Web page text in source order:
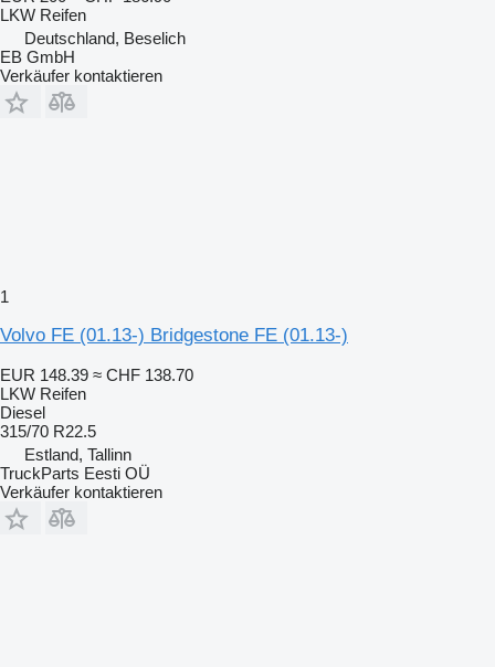
LKW Reifen
Deutschland, Beselich
EB GmbH
Verkäufer kontaktieren
1
Volvo FE (01.13-) Bridgestone FE (01.13-)
EUR 148.39 ≈ CHF 138.70
LKW Reifen
Diesel
315/70 R22.5
Estland, Tallinn
TruckParts Eesti OÜ
Verkäufer kontaktieren